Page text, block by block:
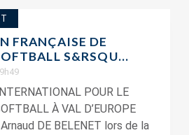
FRANÇAISE DE
S&RSQU...
POUR LE
À VAL D’EUROPE
DE BELENET lors de la